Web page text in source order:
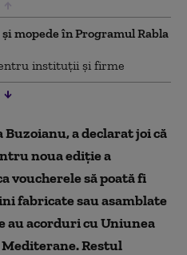
mopede în Programul Rabla
instituții și firme
a declarat joi că
noua ediție a
voucherele să poată fi
fabricate sau asamblate
au acorduri cu Uniunea
Restul